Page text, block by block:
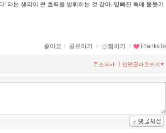
라는 생각이 큰 효력을 발휘하는 것 같아. 밑빠진 독에 물붓기
좋아요 ｌ 공유하기 ｌ 찜하기 ｌ ThanksTo
먼댓글바로쓰기
주소복사 ㅣ